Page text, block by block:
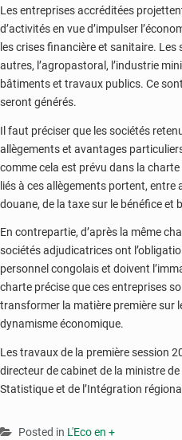
Les entreprises accréditées
d’activités en vue d’impulser
les crises financière et sanitaire.
autres, l’agropastoral, l’industrie
bâtiments et travaux publics. Ce
seront générés.
Il faut préciser que les sociétés
allègements et avantages
comme cela est prévu dans la
liés à ces allègements portent,
douane, de la taxe sur le bénéfice et
En contrepartie, d’après la même
sociétés adjudicatrices ont
personnel congolais et doivent
charte précise que ces entreprises
transformer la matière première sur
dynamisme économique.
Les travaux de la première session
directeur de cabinet de la ministre de
Statistique et de l’Intégration
Posted in L'Eco en +